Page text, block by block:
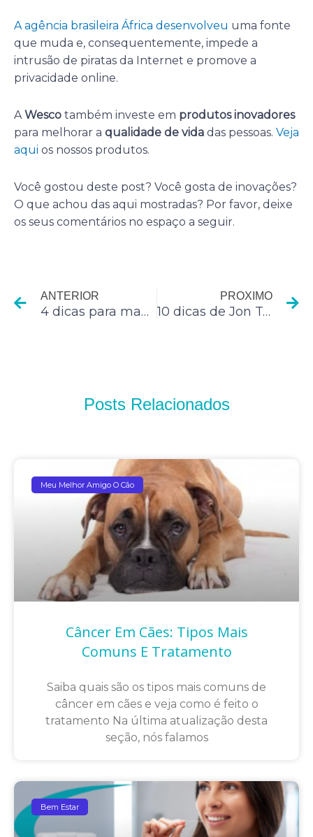
A agência brasileira África desenvolveu uma fonte
que muda e, consequentemente, impede a
intrusão de piratas da Internet e promove a
privacidade online.
AWesco também investe em produtos inovadores
para melhorar a qualidade de vida das pessoas. Veja
aqui os nossos produtos.
Você gostou deste post? Você gosta de inovações?
O que achou das aqui mostradas? Por favor, deixe
os seus comentários no espaço a seguir.
ANTERIOR
4 dicas para manter negociações sem ser chato
PROXIMO
10 dicas de Jon Taffer sobre como gerenciar um negócio de sucesso
Posts Relacionados
Meu Melhor Amigo O Cão
Câncer Em Cães: Tipos Mais
Comuns E Tratamento
Saiba quais são os tipos mais comuns de
câncer em cães e veja como é feito o
tratamento Na última atualização desta
seção, nós falamos
Bem Estar